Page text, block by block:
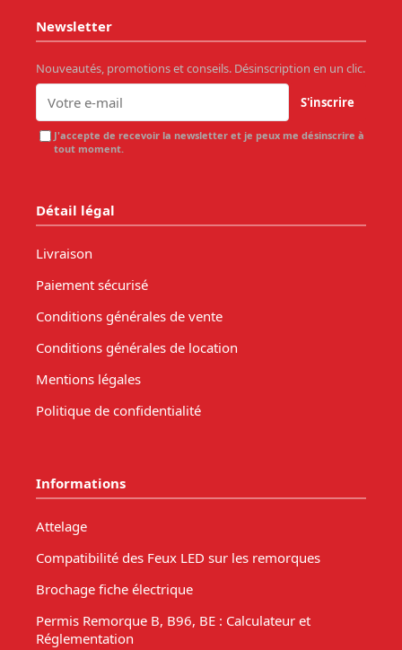
Newsletter
Nouveautés, promotions et conseils. Désinscription en un clic.
S'inscrire
J'accepte de recevoir la newsletter et je peux me désinscrire à
tout moment.
Détail légal
Livraison
Paiement sécurisé
Conditions générales de vente
Conditions générales de location
Mentions légales
Politique de confidentialité
Informations
Attelage
Compatibilité des Feux LED sur les remorques
Brochage fiche électrique
Permis Remorque B, B96, BE : Calculateur et
Réglementation